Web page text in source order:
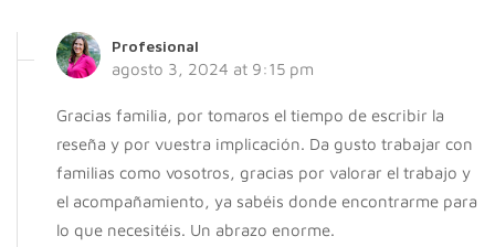
Profesional
agosto 3, 2024 at 9:15 pm
Gracias familia, por tomaros el tiempo de escribir la
reseña y por vuestra implicación. Da gusto trabajar con
familias como vosotros, gracias por valorar el trabajo y
el acompañamiento, ya sabéis donde encontrarme para
lo que necesitéis. Un abrazo enorme.